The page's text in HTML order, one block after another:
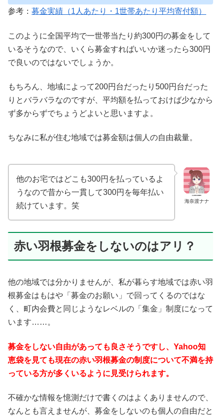
参考： 募金実績（1人あたり・1世帯あたり平均寄付額）
このように全国平均で一世帯当たり約300円の募金をして
いるそうなので、いくら募金すればいいか迷ったら300円
で良いのではないでしょうか。
もちろん、地域によって200円台だったり500円台だった
りとバラバラなのですが、平均額を払っておけば少なから
ず多からずでちょうどよいと思いますよ。
ちなみに私が住む地域では募金額は個人の自由裁量。
海奈渡ナナ
他のお宅ではどこも300円を払っているよ
うなので昔から一貫して300円を毎年払い
続けています。笑
赤い羽根募金をしないのはアリ？
他の地域では分かりませんが、私が暮らす地域では赤い羽
根募金はもはや「募金のお願い」で回ってくるのではな
く、町内会費と同じようなレベルの「集金」制度になって
います……。
募金をしない自由があっても良さそうですし、Yahoo知
恵袋を見ても現在の赤い羽根募金の制度について不満を持
っている方が多くいるように見受けられます。
不確かな情報を憶測だけで書くのはよくありませんので、
なんとも言えませんが、募金をしないのも個人の自由だと